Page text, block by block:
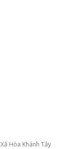
Xã Hòa Khánh Tây